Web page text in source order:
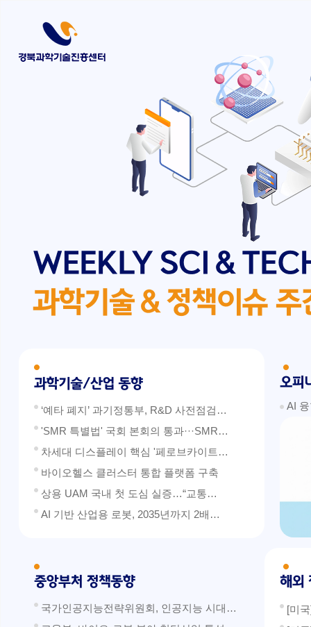
‘예타 폐지’ 과기정통부, R&D 사전점검…
'SMR 특별법' 국회 본회의 통과···SMR…
차세대 디스플레이 핵심 '페로브카이트…
바이오헬스 클러스터 통합 플랫폼 구축
상용 UAM 국내 첫 도심 실증…“교통…
AI 기반 산업용 로봇, 2035년까지 2배…
AI
국가인공지능전략위원회, 인공지능 시대…
[미